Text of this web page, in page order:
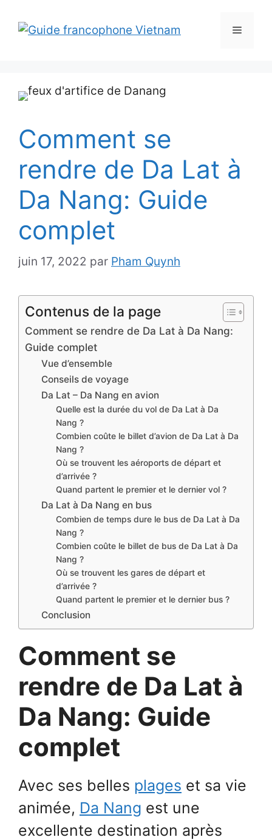
Menu
Comment se
rendre de Da Lat à
Da Nang: Guide
complet
juin 17, 2022 par Pham Quynh
Contenus de la page
Comment se rendre de Da Lat à Da Nang:
Guide complet
Vue d’ensemble
Conseils de voyage
Da Lat – Da Nang en avion
Quelle est la durée du vol de Da Lat à Da
Nang ?
Combien coûte le billet d’avion de Da Lat à Da
Nang ?
Où se trouvent les aéroports de départ et
d’arrivée ?
Quand partent le premier et le dernier vol ?
Da Lat à Da Nang en bus
Combien de temps dure le bus de Da Lat à Da
Nang ?
Combien coûte le billet de bus de Da Lat à Da
Nang ?
Où se trouvent les gares de départ et
d’arrivée ?
Quand partent le premier et le dernier bus ?
Conclusion
Comment se
rendre de Da Lat à
Da Nang: Guide
complet
Avec ses belles plages et sa vie
animée, Da Nang est une
excellente destination après